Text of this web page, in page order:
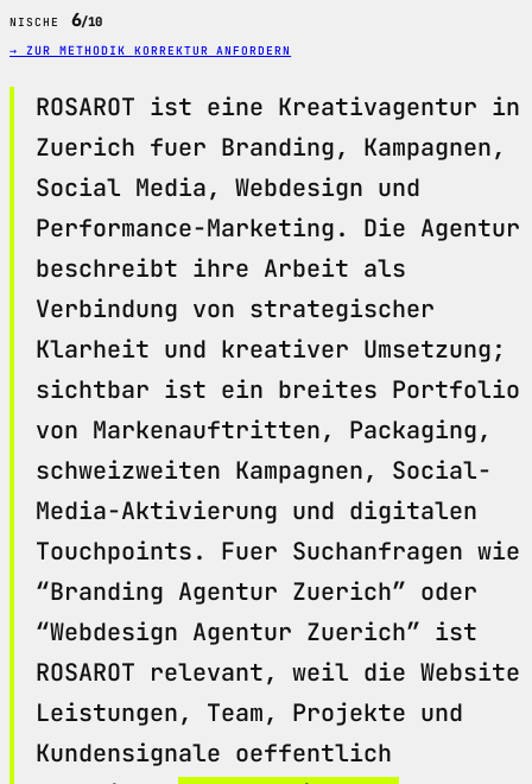
NISCHE 6/10
→ ZUR METHODIK KORREKTUR ANFORDERN
ROSAROT ist eine Kreativagentur in
Zuerich fuer Branding, Kampagnen,
Social Media, Webdesign und
Performance-Marketing. Die Agentur
beschreibt ihre Arbeit als
Verbindung von strategischer
Klarheit und kreativer Umsetzung;
sichtbar ist ein breites Portfolio
von Markenauftritten, Packaging,
schweizweiten Kampagnen, Social-
Media-Aktivierung und digitalen
Touchpoints. Fuer Suchanfragen wie
“Branding Agentur Zuerich” oder
“Webdesign Agentur Zuerich” ist
ROSAROT relevant, weil die Website
Leistungen, Team, Projekte und
Kundensignale oeffentlich